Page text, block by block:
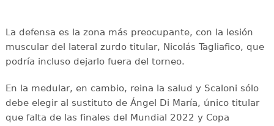
La defensa es la zona más preocupante, con la lesión
muscular del lateral zurdo titular, Nicolás Tagliafico, que
podría incluso dejarlo fuera del torneo.
En la medular, en cambio, reina la salud y Scaloni sólo
debe elegir al sustituto de Ángel Di María, único titular
que falta de las finales del Mundial 2022 y Copa